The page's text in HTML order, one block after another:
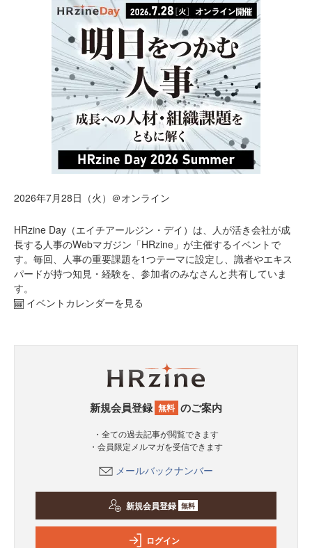
2026年7月28日（火）＠オンライン
HRzine Day（エイチアールジン・デイ）は、人が活き会社が成
長する人事のWebマガジン「HRzine」が主催するイベントで
す。毎回、人事の重要課題を1つテーマに設定し、識者やエキス
パードが持つ知見・経験を、参加者のみなさんと共有していま
す。
イベントカレンダーを見る
新規会員登録 無料 のご案内
・全ての過去記事が閲覧できます
・会員限定メルマガを受信できます
メールバックナンバー
新規会員登録 無料
ログイン